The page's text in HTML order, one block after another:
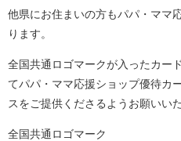
他県にお住まいの方もパパ・ママ
ります。
全国共通ロゴマークが入ったカー
てパパ・ママ応援ショップ優待カ
スをご提供くださるようお願いい
全国共通ロゴマーク